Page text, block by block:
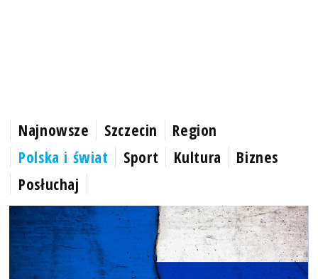
Najnowsze Szczecin
Region
Polska i świat
Sport Kultura
Biznes
Posłuchaj